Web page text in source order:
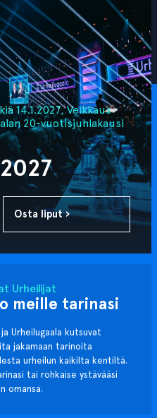
14.1.2027, Veikkaus
20-vuotisjuhlakausi
Osta liput ›
Urheilijat
meille tarinasi
Urheilugaala kutsuvat
jakamaan tarinoita
urheilun kaikilta kentiltä.
tai rohkaise ystävääsi
omansa.